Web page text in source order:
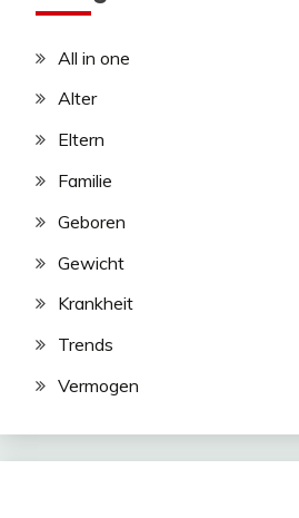
All in one
Alter
Eltern
Familie
Geboren
Gewicht
Krankheit
Trends
Vermogen